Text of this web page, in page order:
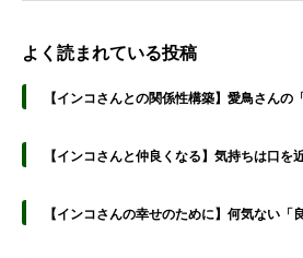
よく読まれている投稿
【インコさんとの関係性構築】愛鳥さんの
【インコさんと仲良くなる】気持ちは口を
【インコさんの幸せのために】何気ない「